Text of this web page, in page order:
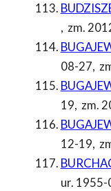
, zm.
08-27,
19, zm.
12-19,
ur.